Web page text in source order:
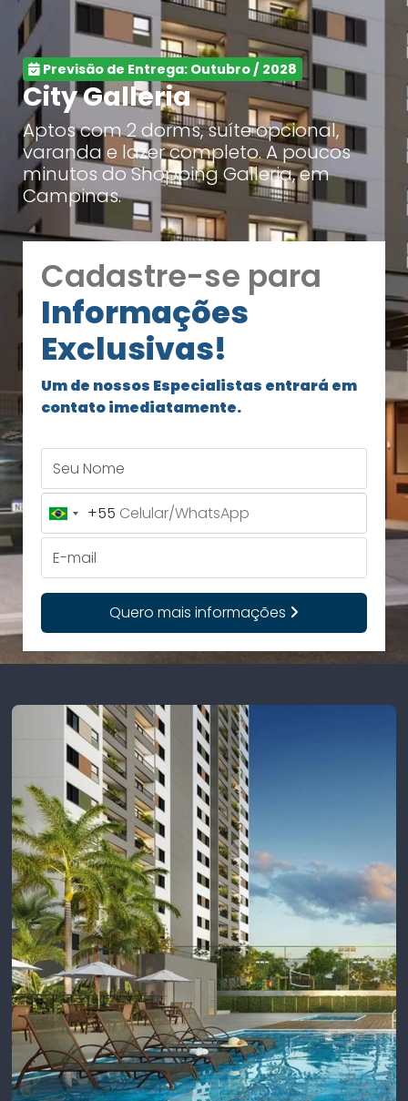
Previsão de Entrega: Outubro / 2028
City Galleria
Aptos com 2 dorms, suíte opcional,
varanda e lazer completo. A poucos
minutos do Shopping Galleria, em
Campinas.
Cadastre-se para
Informações
Exclusivas!
Um de nossos Especialistas entrará em
contato imediatamente.
Brazil
+55
+55
Quero mais informações